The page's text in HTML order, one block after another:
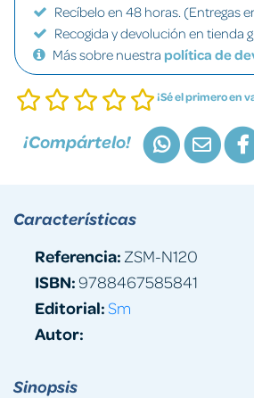
Recíbelo en 48 horas. (Entregas
Recogida y devolución en tienda
Más sobre nuestra política de
¡Sé el primero en
¡Compártelo!
Sinopsis
Características
Referencia: ZSM-N120
ISBN:9788467585841
Editorial:Sm
Autor: